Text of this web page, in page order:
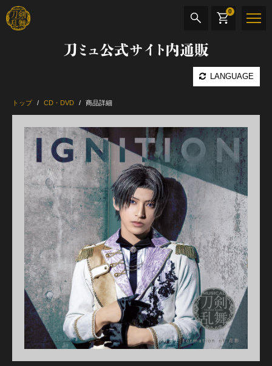
刀ミュ公式サイト内通販
LANGUAGE
0
CD・DVD BOOK その他
最新カテゴリー
加州清光 単騎出陣 極
髭切 単騎出陣 ～夢幻泡影～
江 おん すていじ かうんとだうんぱーてぃー
トップ CD・DVD 商品詳細